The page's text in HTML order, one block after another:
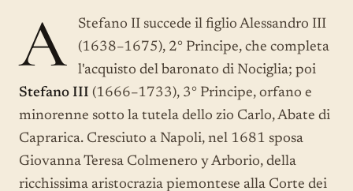
A
Stefano II succede il figlio Alessandro III
(1638–1675), 2° Principe, che completa
l'acquisto del baronato di Nociglia; poi
Stefano III (1666–1733), 3° Principe, orfano e
minorenne sotto la tutela dello zio Carlo, Abate di
Caprarica. Cresciuto a Napoli, nel 1681 sposa
Giovanna Teresa Colmenero y Arborio, della
ricchissima aristocrazia piemontese alla Corte dei